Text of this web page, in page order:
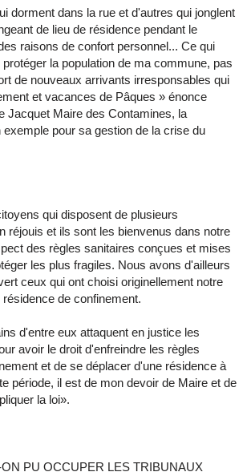
dorment dans la rue et d'autres qui jonglent
de lieu de résidence pendant le
raisons de confort personnel... Ce qui
la population de ma commune, pas
de nouveaux arrivants irresponsables qui
et vacances de Pâques » énonce
Jacquet Maire des Contamines, la
pour sa gestion de la crise du
qui disposent de plusieurs
réjouis et ils sont les bienvenus dans notre
des règles sanitaires conçues et mises
les plus fragiles. Nous avons d'ailleurs
ceux qui ont choisi originellement notre
de confinement.
d'entre eux attaquent en justice les
avoir le droit d'enfreindre les règles
et de se déplacer d'une résidence à
période, il est de mon devoir de Maire et de
la loi».
PU OCCUPER LES TRIBUNAUX